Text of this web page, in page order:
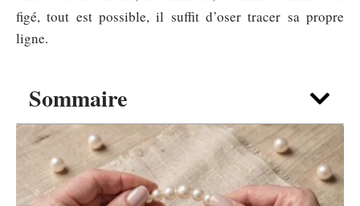
Sommaire
figé, tout est possible, il suffit d’oser tracer sa propre
ligne.